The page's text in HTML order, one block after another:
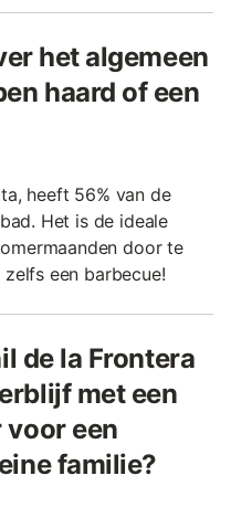
het algemeen
haard of een
heeft 56% van de
Het is de ideale
door te
een barbecue!
de la Frontera
met een
voor een
familie?